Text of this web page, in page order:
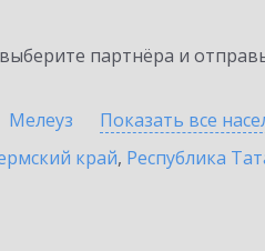
партнёра и
Мелеуз Показать все
край, Республика